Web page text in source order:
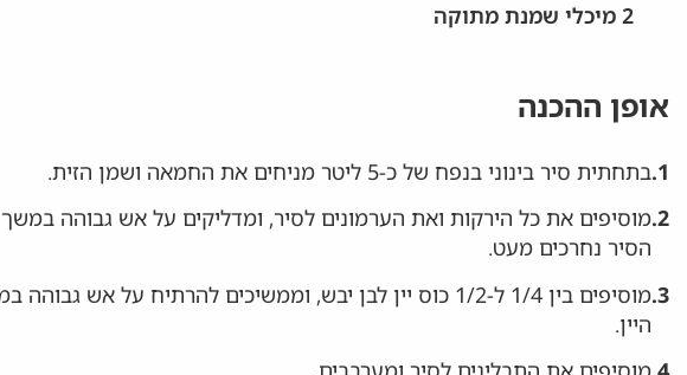
2 מיכלי שמנת מתוקה
אופן ההכנה
1. בתחתית סיר בינוני בנפח של כ-5 ליטר מניחים את החמאה ושמן הזית.
2. מוסיפים את כל הירקות ואת הערמונים לסיר, ומדליקים על אש גבוהה
הסיר נחרכים מעט.
3.
מוסיפים בין 1/4 ל-1/2 כוס יין לבן יבש, וממשיכים להרתיח
היין.